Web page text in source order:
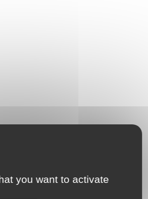
you want to activate